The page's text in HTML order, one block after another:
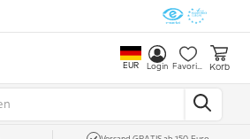
EUR Login Favoriten Korb